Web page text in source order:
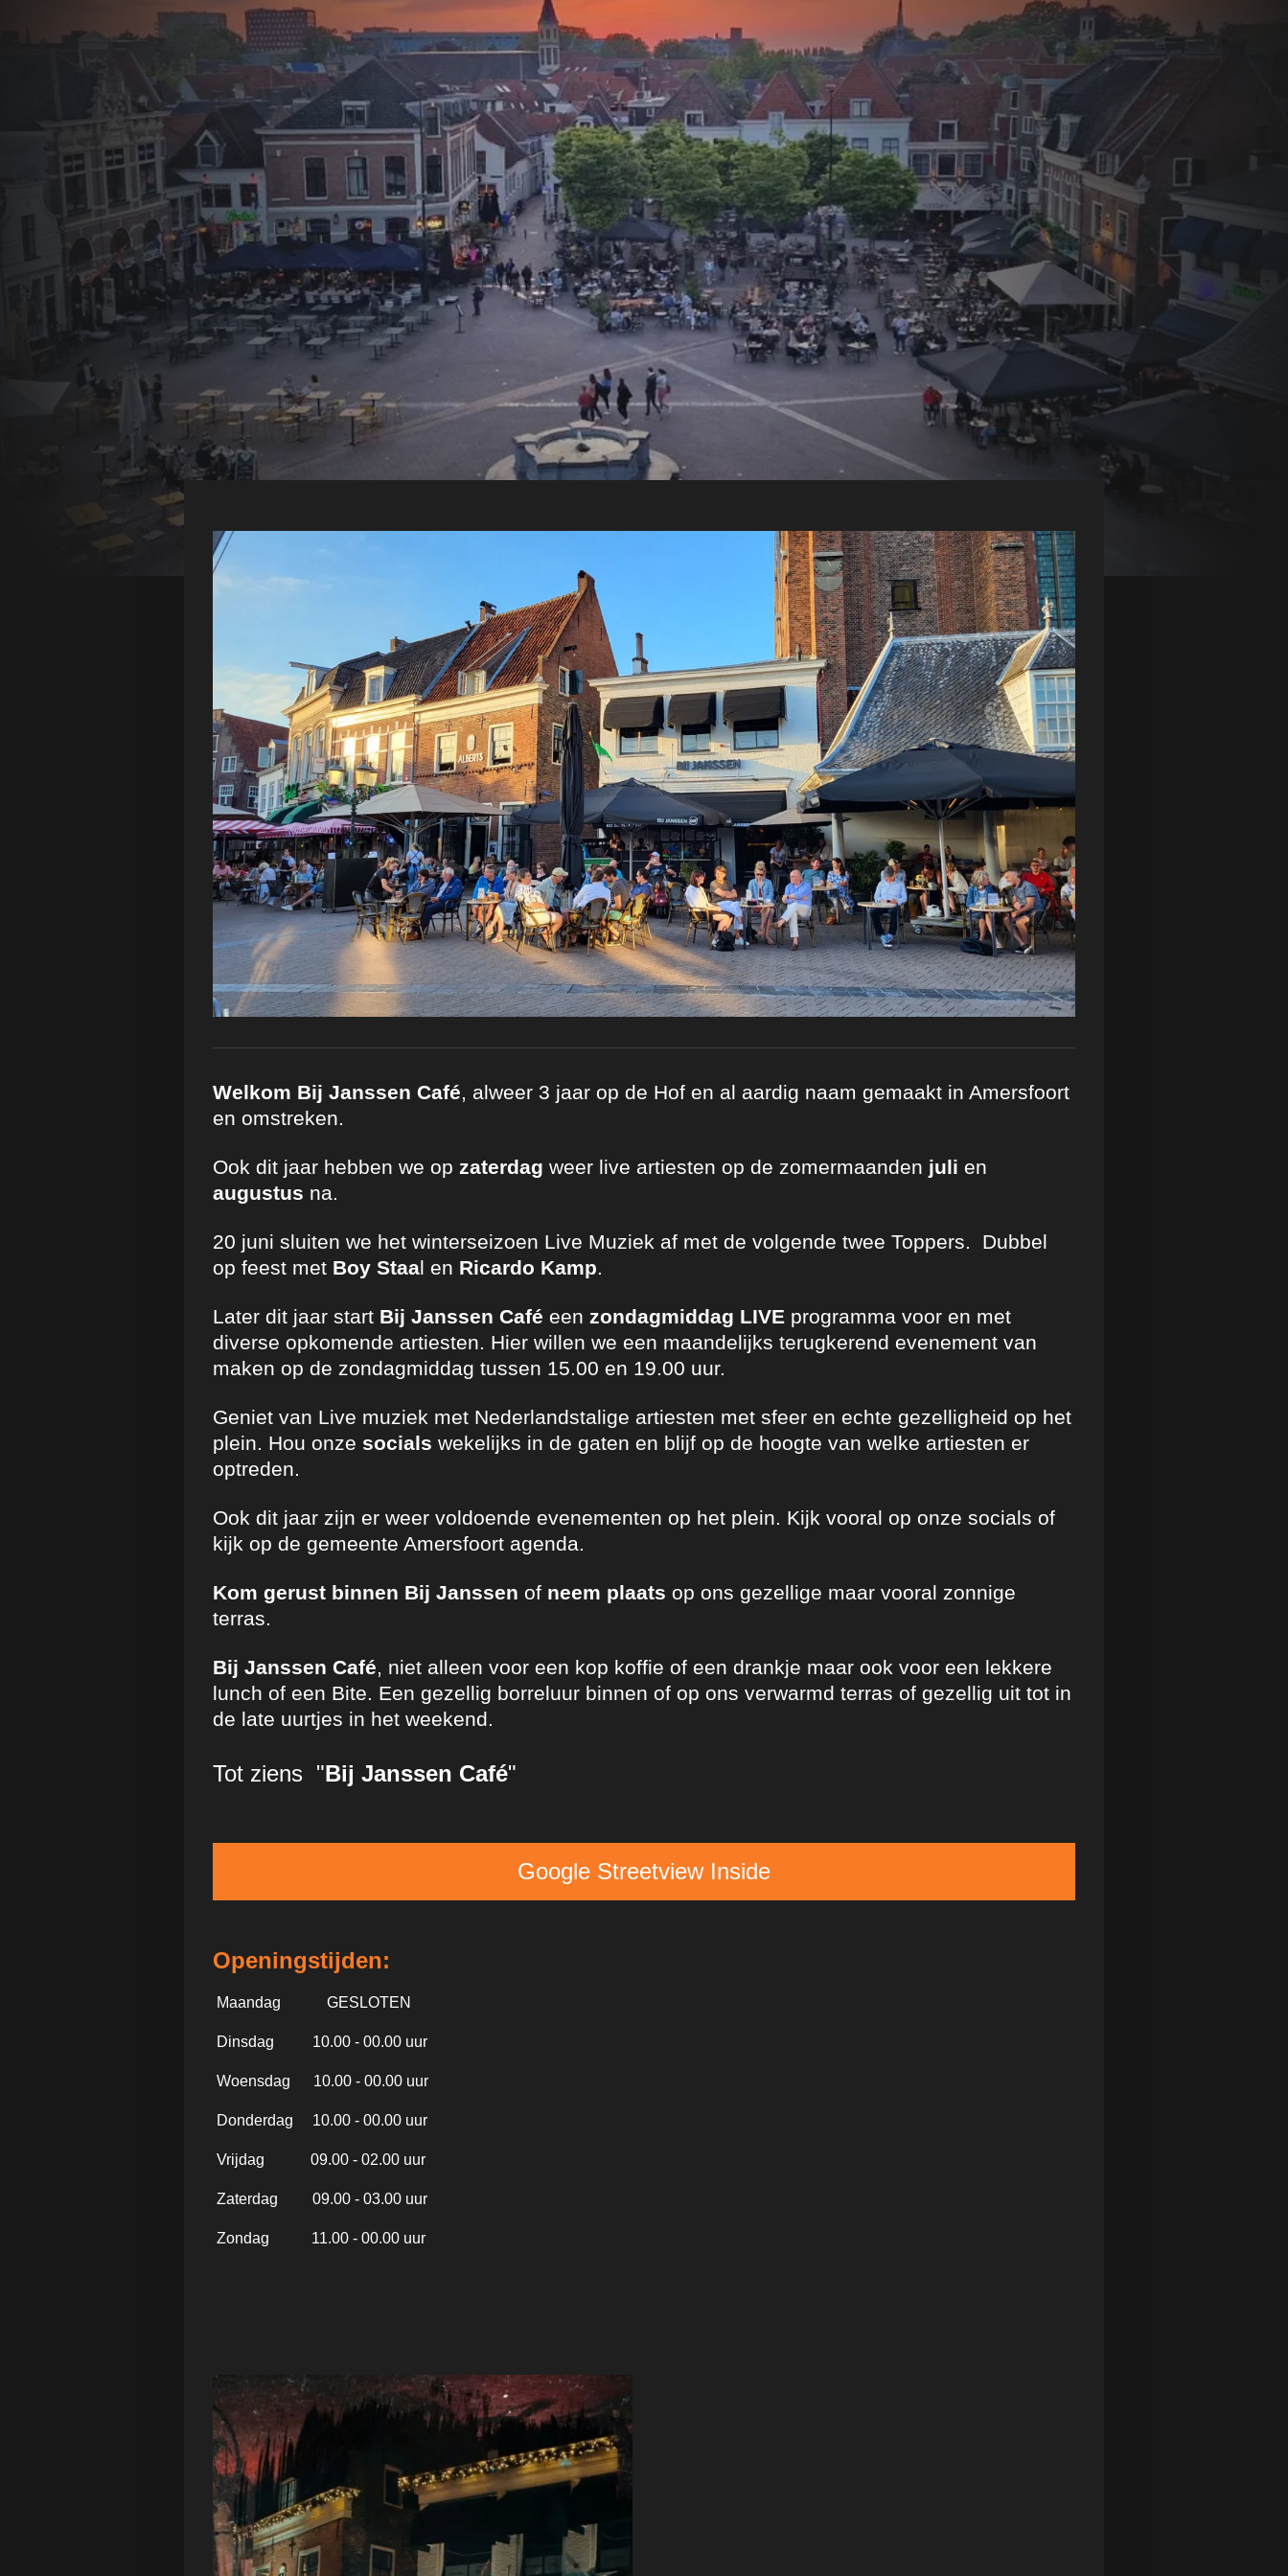
Welkom Bij Janssen Café, alweer 3 jaar op de Hof en al aardig naam gemaakt in Amersfoort
en omstreken.
Ook dit jaar hebben we op zaterdag weer live artiesten op de zomermaanden juli en
augustus na.
20 juni sluiten we het winterseizoen Live Muziek af met de volgende twee Toppers. Dubbel
op feest met Boy Staal en Ricardo Kamp.
Later dit jaar start Bij Janssen Café een zondagmiddag LIVE programma voor en met
diverse opkomende artiesten. Hier willen we een maandelijks terugkerend evenement van
maken op de zondagmiddag tussen 15.00 en 19.00 uur.
Geniet van Live muziek met Nederlandstalige artiesten met sfeer en echte gezelligheid op het
plein. Hou onze socials wekelijks in de gaten en blijf op de hoogte van welke artiesten er
optreden.
Ook dit jaar zijn er weer voldoende evenementen op het plein. Kijk vooral op onze socials of
kijk op de gemeente Amersfoort agenda.
Kom gerust binnen Bij Janssen of neem plaats op ons gezellige maar vooral zonnige
terras.
Bij Janssen Café, niet alleen voor een kop koffie of een drankje maar ook voor een lekkere
lunch of een Bite. Een gezellig borreluur binnen of op ons verwarmd terras of gezellig uit tot in
de late uurtjes in het weekend.
Tot ziens "Bij Janssen Café"
Google Streetview Inside
Openingstijden:
Maandag GESLOTEN
Dinsdag 10.00 - 00.00 uur
Woensdag 10.00 - 00.00 uur
Donderdag 10.00 - 00.00 uur
Vrijdag 09.00 - 02.00 uur
Zaterdag 09.00 - 03.00 uur
Zondag 11.00 - 00.00 uur